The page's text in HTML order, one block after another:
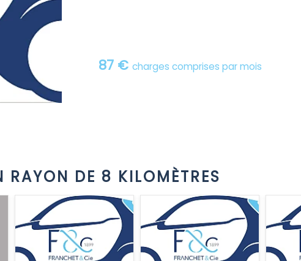
87 € charges comprises par mois
DE 8 KILOMÈTRES